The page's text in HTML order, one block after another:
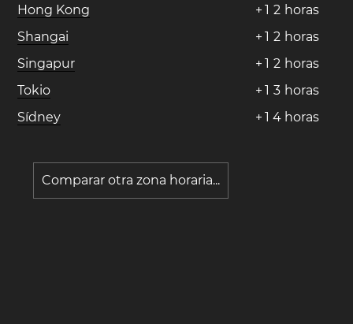
Hong Kong
+ 1 2 horas
Shangai
+ 1 2 horas
Singapur
+ 1 2 horas
Tokio
+ 1 3 horas
Sídney
+ 1 4 horas
Comparar otra zona horaria...